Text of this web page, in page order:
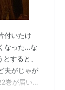
付いたけ
なった...な
すると、
夫がじゃが
巻が届いて